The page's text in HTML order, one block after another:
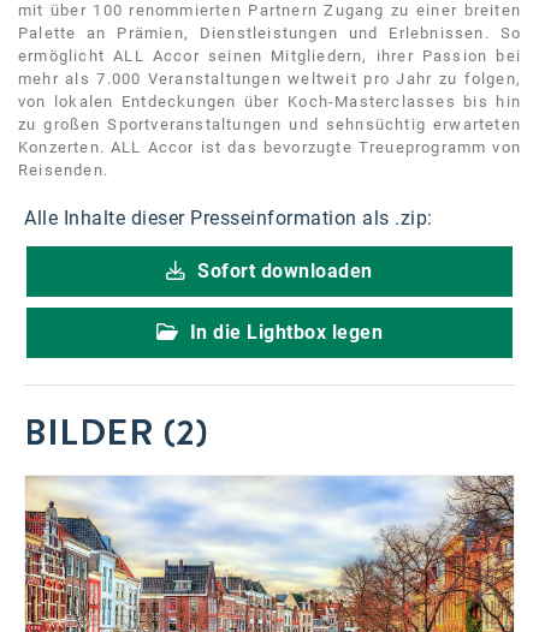
mit über 100 renommierten Partnern Zugang zu einer breiten
Palette an Prämien, Dienstleistungen und Erlebnissen. So
ermöglicht ALL Accor seinen Mitgliedern, ihrer Passion bei
mehr als 7.000 Veranstaltungen weltweit pro Jahr zu folgen,
von lokalen Entdeckungen über Koch-Masterclasses bis hin
zu großen Sportveranstaltungen und sehnsüchtig erwarteten
Konzerten. ALL Accor ist das bevorzugte Treueprogramm von
Reisenden.
Alle Inhalte dieser Presseinformation als .zip:
Sofort downloaden
In die Lightbox legen
BILDER (2)